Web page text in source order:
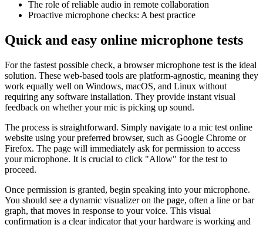
The role of reliable audio in remote collaboration
Proactive microphone checks: A best practice
Quick and easy online microphone tests
For the fastest possible check, a browser microphone test is the ideal
solution. These web-based tools are platform-agnostic, meaning they
work equally well on Windows, macOS, and Linux without
requiring any software installation. They provide instant visual
feedback on whether your mic is picking up sound.
The process is straightforward. Simply navigate to a mic test online
website using your preferred browser, such as Google Chrome or
Firefox. The page will immediately ask for permission to access
your microphone. It is crucial to click "Allow" for the test to
proceed.
Once permission is granted, begin speaking into your microphone.
You should see a dynamic visualizer on the page, often a line or bar
graph, that moves in response to your voice. This visual
confirmation is a clear indicator that your hardware is working and